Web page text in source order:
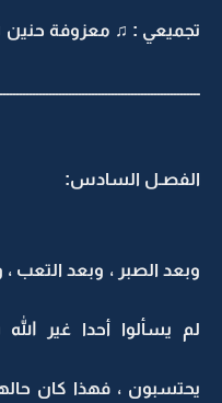
تجميعي : ♫ معزوفة حنين
الفصـل السادس:
وبعد الصبر ، وبعد التعب ،
لم يسألوا أحدا غير
يحتسبون ، فهذا كان